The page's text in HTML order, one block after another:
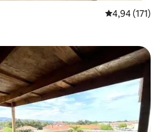
4,94 ud af 5 i
4,94 (171)